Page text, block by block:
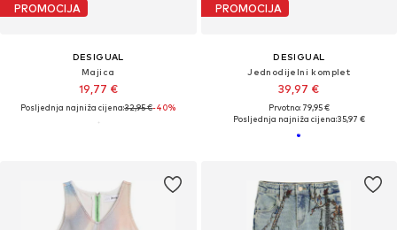
PROMOCIJA
DESIGUAL
Majica
19,77 €
Posljednja najniža cijena:32,95 €-40%
PROMOCIJA
DESIGUAL
Jednodijelni komplet
39,97 €
Prvotno: 79,95 €
Posljednja najniža cijena:35,97 €